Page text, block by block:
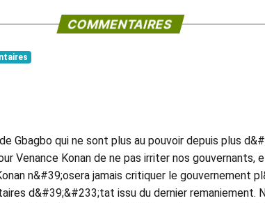
COMMENTAIRES
Gbagbo qui ne sont plus au pouvoir depuis plus
Venance Konan de ne pas irriter nos gouvernants,
n&#39;osera jamais critiquer le gouvernement
d&#39;&#233;tat issu du dernier remaniement.